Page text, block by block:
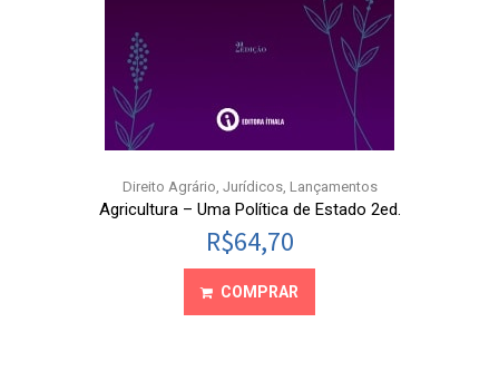
Direito Agrário Jurídicos, Lançamentos
Agricultura – Uma Política de Estado 2ed.
R$64,70
COMPRAR